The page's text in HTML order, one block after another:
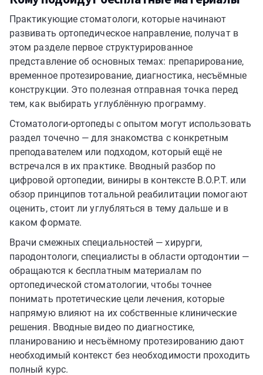
Практикующие стоматологи, которые начинают
развивать ортопедическое направление, получат в
этом разделе первое структурированное
представление об основных темах: препарирование,
временное протезирование, диагностика, несъёмные
конструкции. Это полезная отправная точка перед
тем, как выбирать углублённую программу.
Стоматологи-ортопеды с опытом могут использовать
раздел точечно — для знакомства с конкретным
преподавателем или подходом, который ещё не
встречался в их практике. Вводный разбор по
цифровой ортопедии, виниры в контексте B.O.P.T. или
обзор принципов тотальной реабилитации помогают
оценить, стоит ли углубляться в тему дальше и в
каком формате.
Врачи смежных специальностей — хирурги,
пародонтологи, специалисты в области ортодонтии —
обращаются к бесплатным материалам по
ортопедической стоматологии, чтобы точнее
понимать протетические цели лечения, которые
напрямую влияют на их собственные клинические
решения. Вводные видео по диагностике,
планированию и несъёмному протезированию дают
необходимый контекст без необходимости проходить
полный курс.